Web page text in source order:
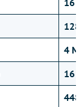
16
128
4
16
448